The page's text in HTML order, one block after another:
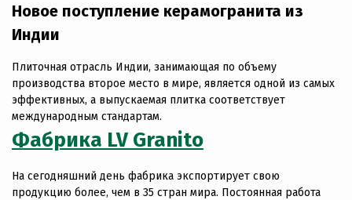
Новое поступление керамогранита из
Индии
Плиточная отрасль Индии, занимающая по объему
производства второе место в мире, является одной из самых
эффективных, а выпускаемая плитка соответствует
международным стандартам.
Фабрика LV Granito
На сегодняшний день фабрика экспортирует свою
продукцию более, чем в 35 стран мира. Постоянная работа